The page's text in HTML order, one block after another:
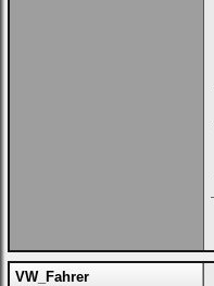
VW_Fahrer